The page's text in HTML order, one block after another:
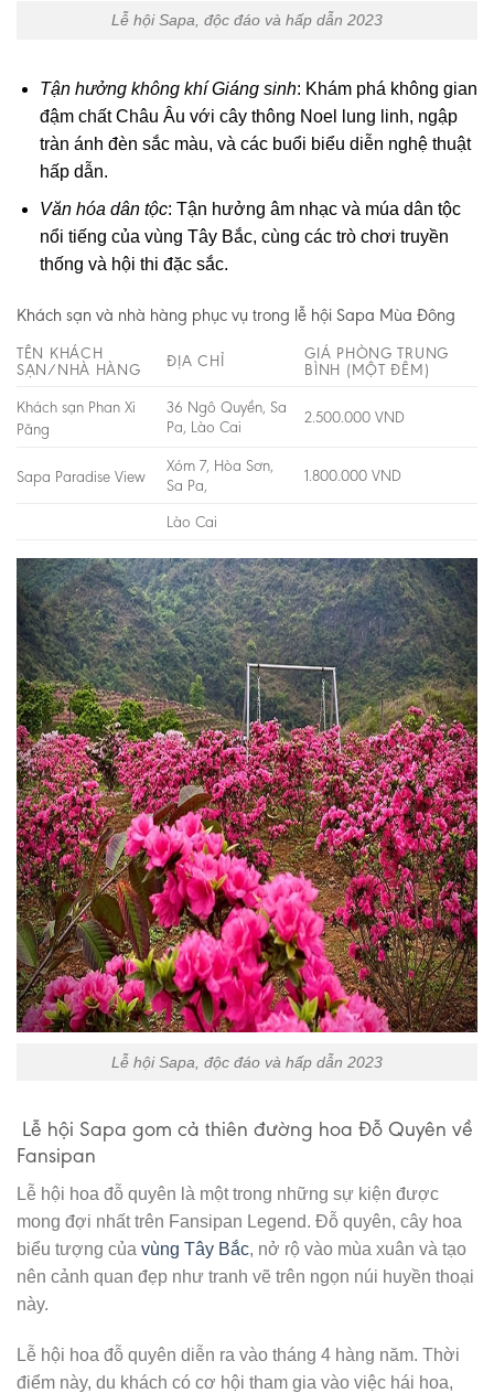
Lễ hội Sapa, độc đáo và hấp dẫn 2023
Tận hưởng không khí Giáng sinh: Khám phá không gian
đậm chất Châu Âu với cây thông Noel lung linh, ngập
tràn ánh đèn sắc màu, và các buổi biểu diễn nghệ thuật
hấp dẫn.
Văn hóa dân tộc: Tận hưởng âm nhạc và múa dân tộc
nổi tiếng của vùng Tây Bắc, cùng các trò chơi truyền
thống và hội thi đặc sắc.
Khách sạn và nhà hàng phục vụ trong lễ hội Sapa Mùa Đông
TÊN KHÁCH
SẠN/NHÀ HÀNG
ĐỊA CHỈ
GIÁ PHÒNG TRUNG
BÌNH (MỘT ĐÊM)
Khách sạn Phan Xi
Păng
36 Ngô Quyền, Sa
Pa, Lào Cai
2.500.000 VND
Sapa Paradise View
Xóm 7, Hòa Sơn,
Sa Pa,
1.800.000 VND
Lào Cai
Lễ hội Sapa, độc đáo và hấp dẫn 2023
Lễ hội Sapa gom cả thiên đường hoa Đỗ Quyên về
Fansipan
Lễ hội hoa đỗ quyên là một trong những sự kiện được
mong đợi nhất trên Fansipan Legend. Đỗ quyên, cây hoa
biểu tượng của vùng Tây Bắc, nở rộ vào mùa xuân và tạo
nên cảnh quan đẹp như tranh vẽ trên ngọn núi huyền thoại
này.
Lễ hội hoa đỗ quyên diễn ra vào tháng 4 hàng năm. Thời
điểm này, du khách có cơ hội tham gia vào việc hái hoa,